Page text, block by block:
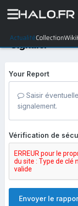
ActualitéCollection
Signaler
Your Report
Saisir
signalement.
Vérification de
Envoyer le